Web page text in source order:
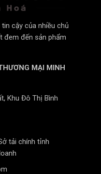
cậy của nhiều chủ
đem đến sản phẩm
MẠI MINH
Khu Đô Thị Bình
tải chính tỉnh